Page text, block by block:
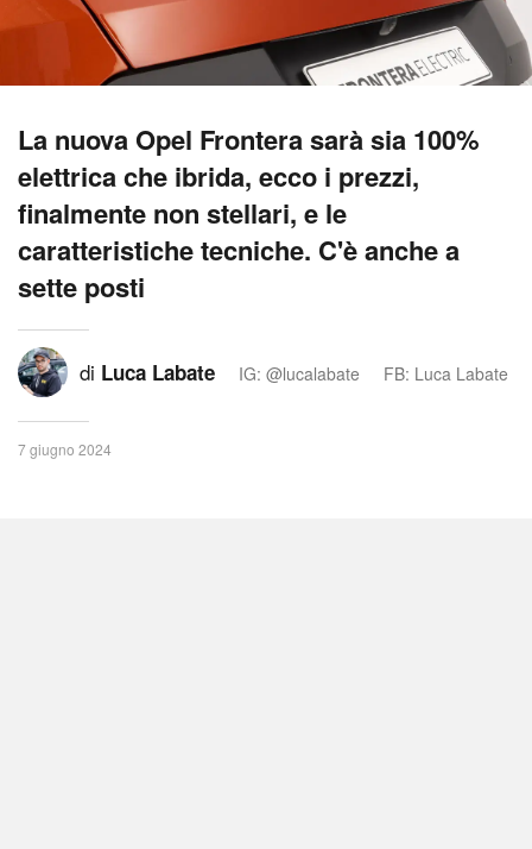
La nuova Opel Frontera sarà sia 100%
elettrica che ibrida, ecco i prezzi,
finalmente non stellari, e le
caratteristiche tecniche. C'è anche a
sette posti
di Luca Labate IG: @lucalabate FB: Luca Labate
7 giugno 2024